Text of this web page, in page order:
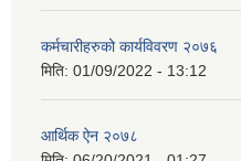
कर्मचारीहरुको कार्यविवरण २०७६
मिति: 01/09/2022 - 13:12
आर्थिक ऐन २०७८